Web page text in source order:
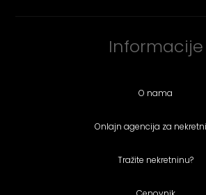
Informacije
O nama
Onlajn agencija za
Tražite nekretninu?